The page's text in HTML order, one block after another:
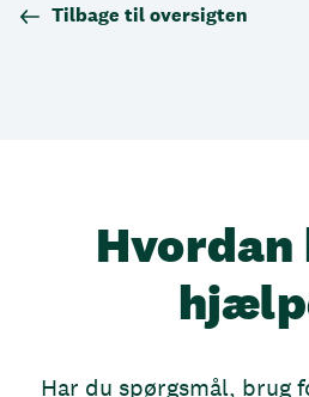
Tilbage til oversigten
Hvordan
Har du spørgsmål, brug